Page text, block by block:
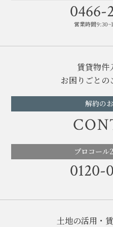
0466-
営業時間
賃貸物件
お困りごとの
解約の
プロコール
0120-
土地の活用・